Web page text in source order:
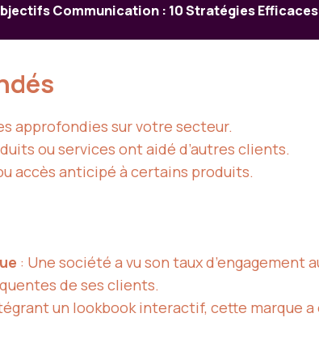
Communication : 10 Stratégies Efficaces
approfondies sur votre secteur.
ou services ont aidé d’autres clients.
accès anticipé à certains produits.
: Une société a vu son taux d’engagement
de ses clients.
un lookbook interactif, cette marque